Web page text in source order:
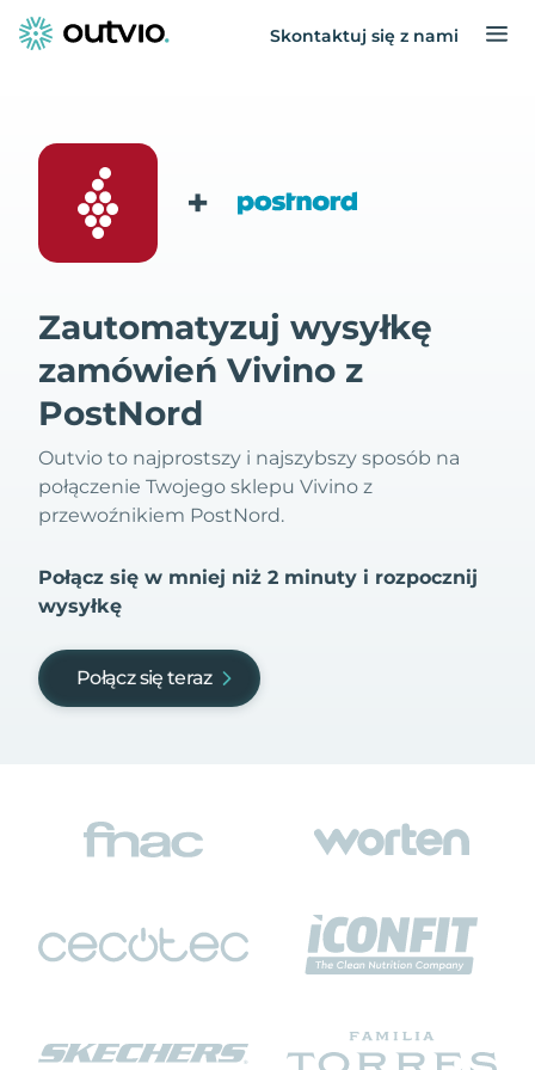
Skontaktuj się z nami
+
Zautomatyzuj wysyłkę
zamówień Vivino z
PostNord
Outvio to najprostszy i najszybszy sposób na
połączenie Twojego sklepu Vivino z
przewoźnikiem PostNord.
Połącz się w mniej niż 2 minuty i rozpocznij
wysyłkę
Połącz się teraz